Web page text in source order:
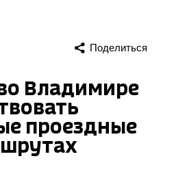
Поделиться
Владимире
проездные